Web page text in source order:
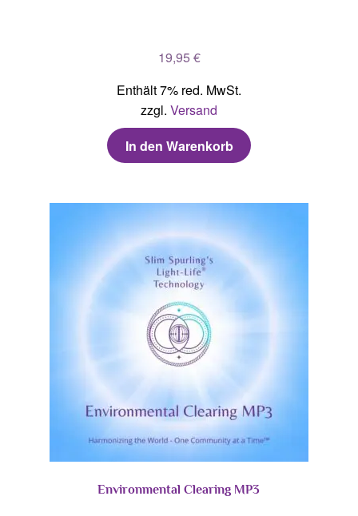
19,95 €
Enthält 7% red. MwSt.
zzgl. Versand
In den Warenkorb
Environmental Clearing MP3